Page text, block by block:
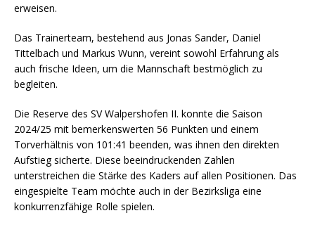
erweisen.
Das Trainerteam, bestehend aus Jonas Sander, Daniel
Tittelbach und Markus Wunn, vereint sowohl Erfahrung als
auch frische Ideen, um die Mannschaft bestmöglich zu
begleiten.
Die Reserve des SV Walpershofen II. konnte die Saison
2024/25 mit bemerkenswerten 56 Punkten und einem
Torverhältnis von 101:41 beenden, was ihnen den direkten
Aufstieg sicherte. Diese beeindruckenden Zahlen
unterstreichen die Stärke des Kaders auf allen Positionen. Das
eingespielte Team möchte auch in der Bezirksliga eine
konkurrenzfähige Rolle spielen.